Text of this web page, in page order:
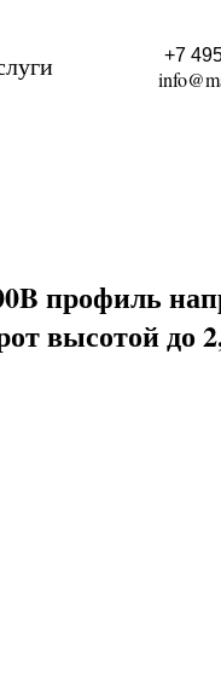
+7
профиль
высотой до